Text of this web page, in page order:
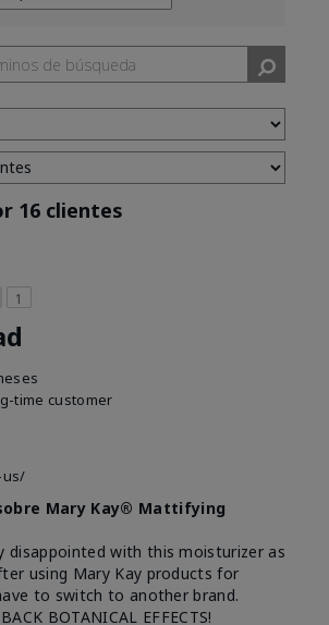
por
Tipo
de
piel
16 clientes
1
time customer
us/
Mary Kay® Mattifying
disappointed with this moisturizer as
using Mary Kay products for
to switch to another brand.
BOTANICAL EFFECTS!